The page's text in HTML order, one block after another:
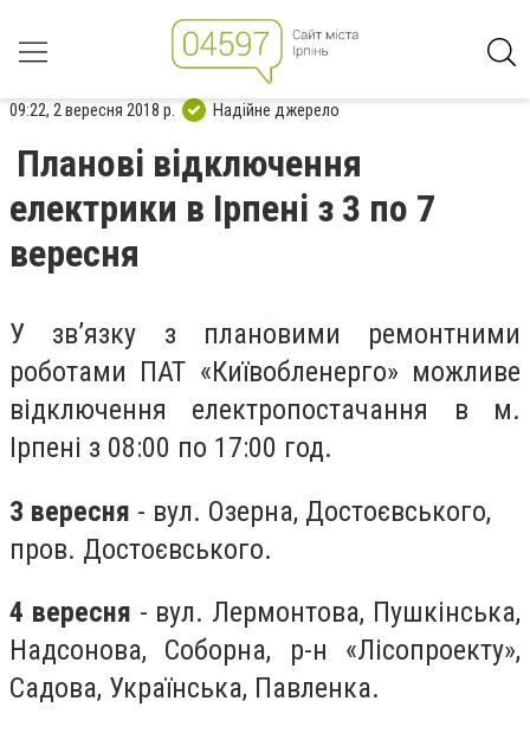
09:22, 2 вересня 2018 р. Надійне джерело
Планові відключення
електрики в Ірпені з 3 по 7
вересня
У зв’язку з плановими ремонтними
роботами ПАТ «Київобленерго» можливе
відключення електропостачання в м.
Ірпені з 08:00 по 17:00 год.
3 вересня - вул. Озерна, Достоєвського,
пров. Достоєвського.
4 вересня - вул. Лермонтова, Пушкінська,
Надсонова, Соборна, р-н «Лісопроекту»,
Садова, Українська, Павленка.